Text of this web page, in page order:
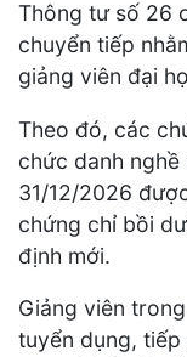
Thông tư số 26
chuyển tiếp
giảng viên đại
Theo đó, các
chức danh
31/12/2026
chứng chỉ bồi
định mới.
Giảng viên
tuyển dụng,